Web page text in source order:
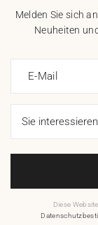
Melden Sie sich
Neuheiten
E-Mail
Diese